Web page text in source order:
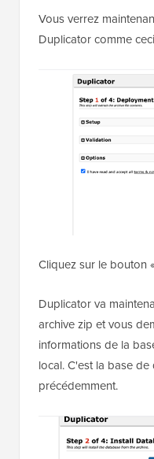
Vous verrez
Duplicator comme
Cliquez sur le bouton
Duplicator va
archive zip et vous
informations de la
local. C'est la base
précédemment.